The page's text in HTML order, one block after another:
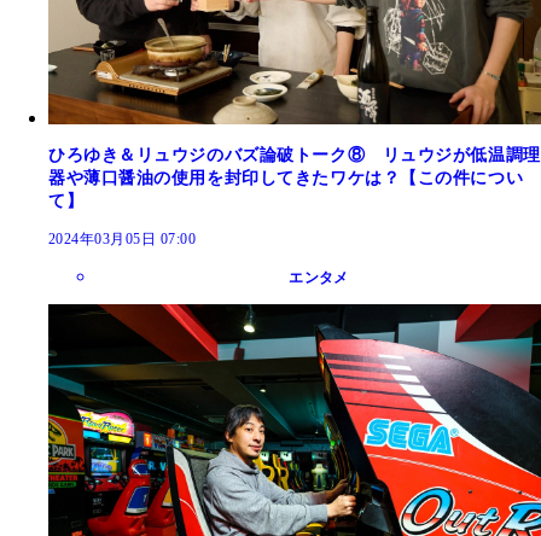
ひろゆき＆リュウジのバズ論破トーク⑧ リュウジが低温調理
器や薄口醤油の使用を封印してきたワケは？【この件につい
て】
2024年03月05日 07:00
エンタメ